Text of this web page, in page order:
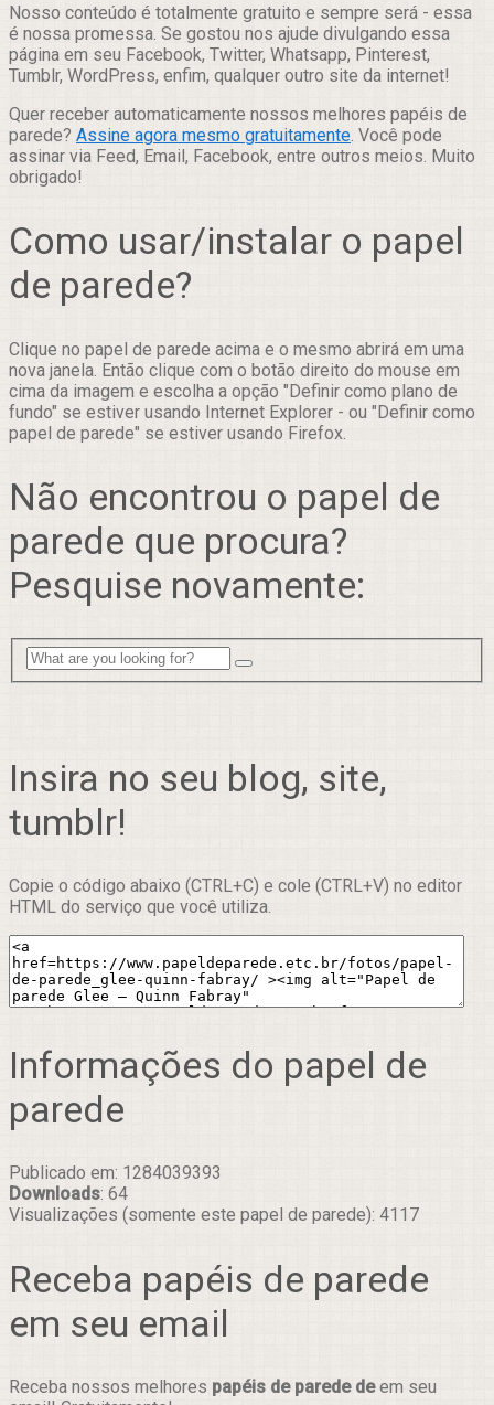
Nosso conteúdo é totalmente gratuito e sempre será - essa
é nossa promessa. Se gostou nos ajude divulgando essa
página em seu Facebook, Twitter, Whatsapp, Pinterest,
Tumblr, WordPress, enfim, qualquer outro site da internet!
Quer receber automaticamente nossos melhores papéis de
parede? Assine agora mesmo gratuitamente. Você pode
assinar via Feed, Email, Facebook, entre outros meios. Muito
obrigado!
Como usar/instalar o papel
de parede?
Clique no papel de parede acima e o mesmo abrirá em uma
nova janela. Então clique com o botão direito do mouse em
cima da imagem e escolha a opção "Definir como plano de
fundo" se estiver usando Internet Explorer - ou "Definir como
papel de parede" se estiver usando Firefox.
Não encontrou o papel de
parede que procura?
Pesquise novamente:
Insira no seu blog, site,
tumblr!
Copie o código abaixo (CTRL+C) e cole (CTRL+V) no editor
HTML do serviço que você utiliza.
Informações do papel de
parede
Publicado em: 1284039393
Downloads: 64
Visualizações (somente este papel de parede): 4117
Receba papéis de parede
em seu email
Receba nossos melhores papéis de parede deem seu